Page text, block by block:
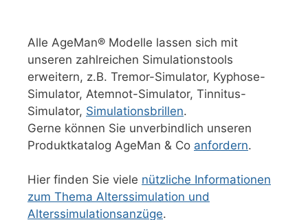
Alle AgeMan® Modelle lassen sich mit
unseren zahlreichen Simulationstools
erweitern, z.B. Tremor-Simulator, Kyphose-
Simulator, Atemnot-Simulator, Tinnitus-
Simulator, Simulationsbrillen.
Gerne können Sie unverbindlich unseren
Produktkatalog AgeMan & Co anfordern.
Hier finden Sie viele nützliche Informationen
zum Thema Alterssimulation und
Alterssimulationsanzüge.